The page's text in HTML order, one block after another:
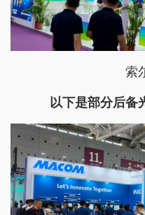
索
以下是部分后备